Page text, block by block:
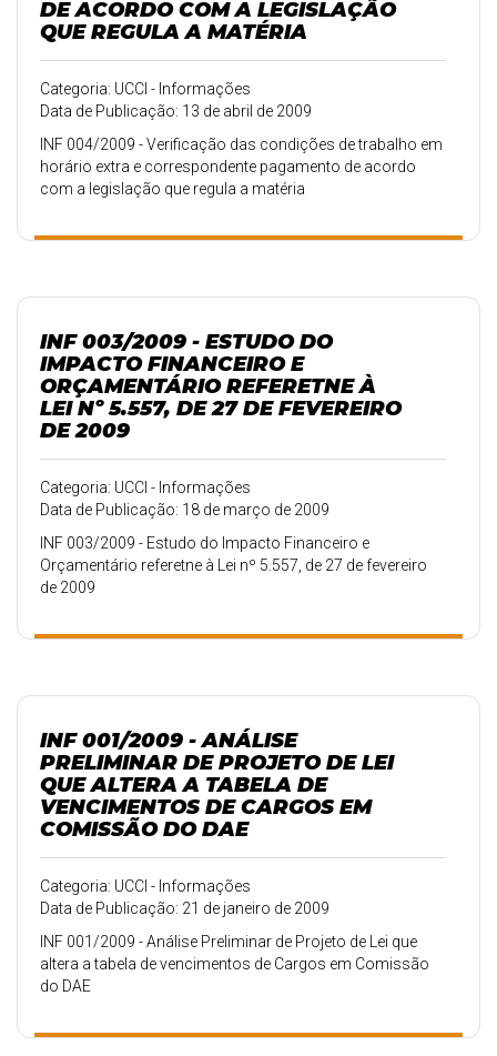
DE ACORDO COM A LEGISLAÇÃO
QUE REGULA A MATÉRIA
Categoria: UCCI - Informações
Data de Publicação: 13 de abril de 2009
INF 004/2009 - Verificação das condições de trabalho em
horário extra e correspondente pagamento de acordo
com a legislação que regula a matéria
INF 003/2009 - ESTUDO DO
IMPACTO FINANCEIRO E
ORÇAMENTÁRIO REFERETNE À
LEI Nº 5.557, DE 27 DE FEVEREIRO
DE 2009
Categoria: UCCI - Informações
Data de Publicação: 18 de março de 2009
INF 003/2009 - Estudo do Impacto Financeiro e
Orçamentário referetne à Lei nº 5.557, de 27 de fevereiro
de 2009
INF 001/2009 - ANÁLISE
PRELIMINAR DE PROJETO DE LEI
QUE ALTERA A TABELA DE
VENCIMENTOS DE CARGOS EM
COMISSÃO DO DAE
Categoria: UCCI - Informações
Data de Publicação: 21 de janeiro de 2009
INF 001/2009 - Análise Preliminar de Projeto de Lei que
altera a tabela de vencimentos de Cargos em Comissão
do DAE